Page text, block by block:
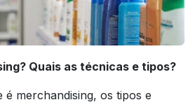
Quais as técnicas e tipos?
é merchandising, os tipos e